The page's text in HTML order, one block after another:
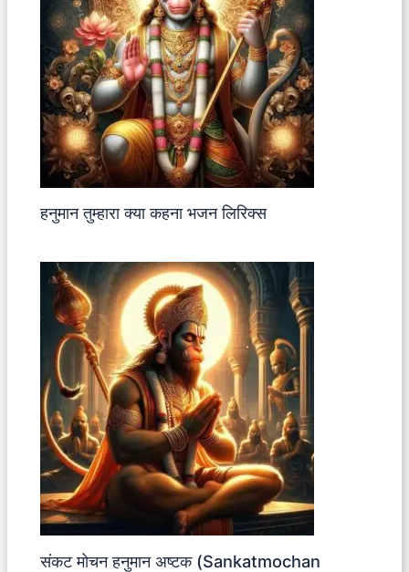
हनुमान तुम्हारा क्या कहना भजन लिरिक्स
संकट मोचन हनुमान अष्टक (Sankatmochan